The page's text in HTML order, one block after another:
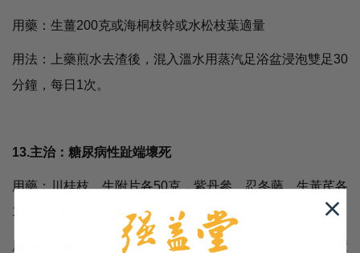
用藥：生薑200克或海桐枝幹或水松枝葉適量
用法：上藥煎水去渣後，混入溫水用蒸汽足浴盆浸泡雙足30
分鐘，每日1次。
13.主治：糖尿病性趾端壞死
用藥：川桂枝、生附片各50克，紫丹參、忍冬藤、生黃芪各
100克、乳香、沒藥各24克
用法：上藥用5000克水煮，用文火煮沸後再煎20分鐘去渣